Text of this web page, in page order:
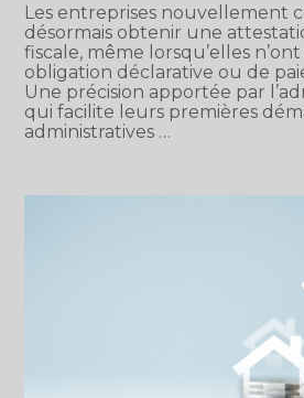
Les entreprises nouvellement
désormais obtenir une
fiscale, même lorsqu’elles
obligation déclarative ou de
Une précision apportée par
qui facilite leurs premières
administratives …